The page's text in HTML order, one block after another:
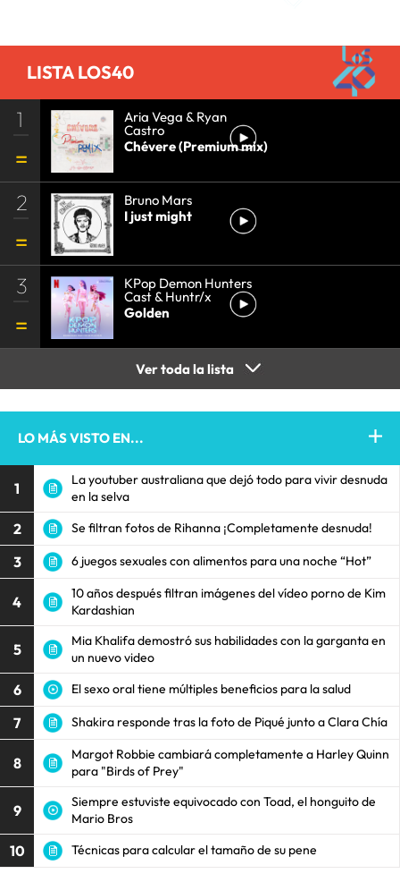
LISTA LOS40
1 Aria Vega & Ryan
Castro
Chévere (Premium mix)
2
Bruno Mars
I just might
3 KPop Demon Hunters
Cast & Huntr/x
Golden
Ver toda la lista
LO MÁS VISTO EN...
1
La youtuber australiana que dejó todo para vivir desnuda
en la selva
2 Se filtran fotos de Rihanna ¡Completamente desnuda!
3 6 juegos sexuales con alimentos para una noche “Hot”
4
10 años después filtran imágenes del vídeo porno de Kim
Kardashian
5
Mia Khalifa demostró sus habilidades con la garganta en
un nuevo video
6 El sexo oral tiene múltiples beneficios para la salud
7 Shakira responde tras la foto de Piqué junto a Clara Chía
8
Margot Robbie cambiará completamente a Harley Quinn
para "Birds of Prey"
9
Siempre estuviste equivocado con Toad, el honguito de
Mario Bros
10 Técnicas para calcular el tamaño de su pene